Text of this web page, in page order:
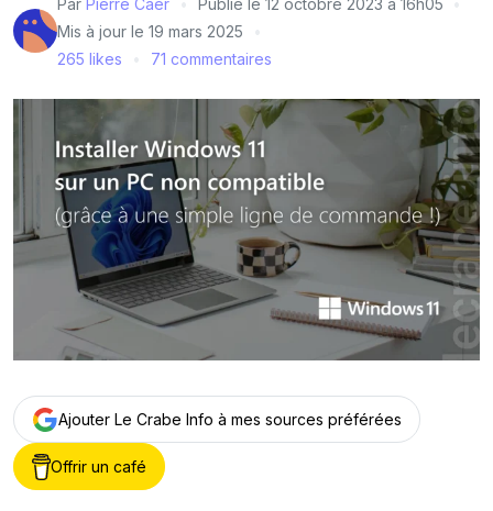
Mis à jour le 19 mars 2025
265 likes
71 commentaires
Ajouter Le Crabe Info à mes sources préférées
Offrir un café